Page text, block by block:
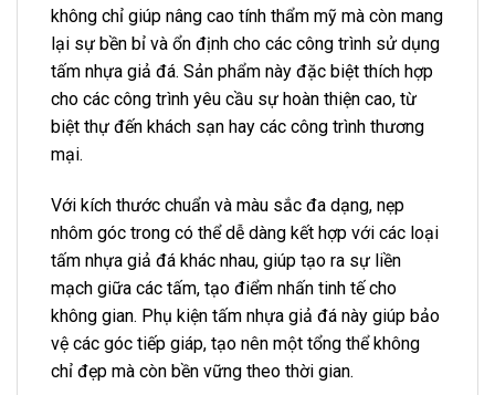
không chỉ giúp nâng cao tính thẩm mỹ mà còn mang
lại sự bền bỉ và ổn định cho các công trình sử dụng
tấm nhựa giả đá. Sản phẩm này đặc biệt thích hợp
cho các công trình yêu cầu sự hoàn thiện cao, từ
biệt thự đến khách sạn hay các công trình thương
mại.
Với kích thước chuẩn và màu sắc đa dạng, nẹp
nhôm góc trong có thể dễ dàng kết hợp với các loại
tấm nhựa giả đá khác nhau, giúp tạo ra sự liền
mạch giữa các tấm, tạo điểm nhấn tinh tế cho
không gian. Phụ kiện tấm nhựa giả đá này giúp bảo
vệ các góc tiếp giáp, tạo nên một tổng thể không
chỉ đẹp mà còn bền vững theo thời gian.